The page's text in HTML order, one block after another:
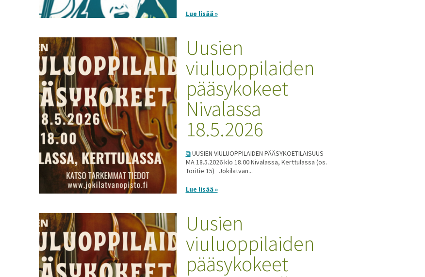
Lue lisää »
Uusien
viuluoppilaiden
pääsykokeet
Nivalassa
18.5.2026
UUSIEN VIULUOPPILAIDEN PÄÄSYKOETILAISUUS
MA 18.5.2026 klo 18.00 Nivalassa, Kerttulassa (os.
Toritie 15) Jokilatvan...
Lue lisää »
Uusien
viuluoppilaiden
pääsykokeet